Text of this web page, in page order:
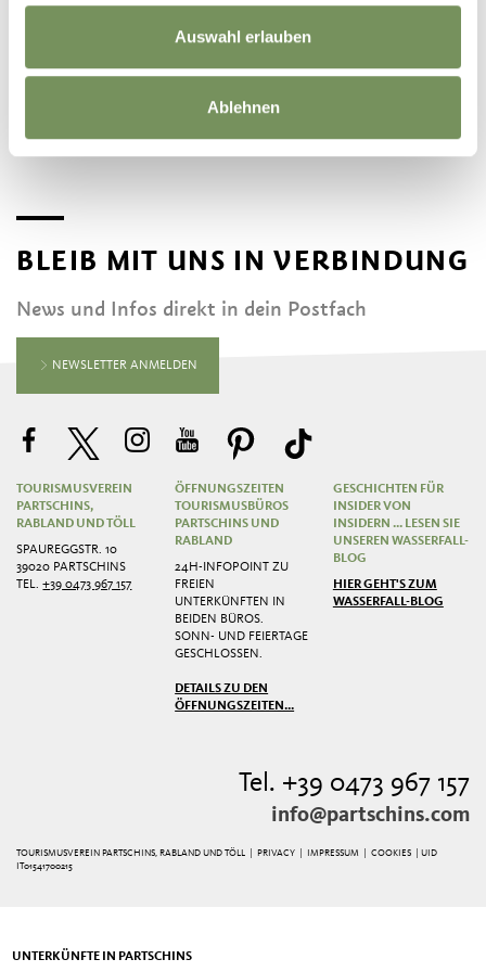
Auswahl erlauben
Ablehnen
BLEIB MIT UNS IN VERBINDUNG
News und Infos direkt in dein Postfach
NEWSLETTER ANMELDEN
TOURISMUSVEREIN
PARTSCHINS,
RABLAND UND TÖLL
SPAUREGGSTR. 10
39020 PARTSCHINS
TEL.+39 0473 967 157
ÖFFNUNGSZEITEN
TOURISMUSBÜROS
PARTSCHINS UND
RABLAND
24H-INFOPOINT ZU
FREIEN
UNTERKÜNFTEN IN
BEIDEN BÜROS.
SONN- UND FEIERTAGE
GESCHLOSSEN.
DETAILS ZU DEN
ÖFFNUNGSZEITEN...
GESCHICHTEN FÜR
INSIDER VON
INSIDERN ... LESEN SIE
UNSEREN WASSERFALL-
BLOG
HIER GEHT'S ZUM
WASSERFALL-BLOG
Tel. +39 0473 967 157
info@partschins.com
TOURISMUSVEREIN PARTSCHINS, RABLAND UND TÖLL | PRIVACY IMPRESSUM |COOKIES
| UID
IT01541700215
UNTERKÜNFTE IN PARTSCHINS